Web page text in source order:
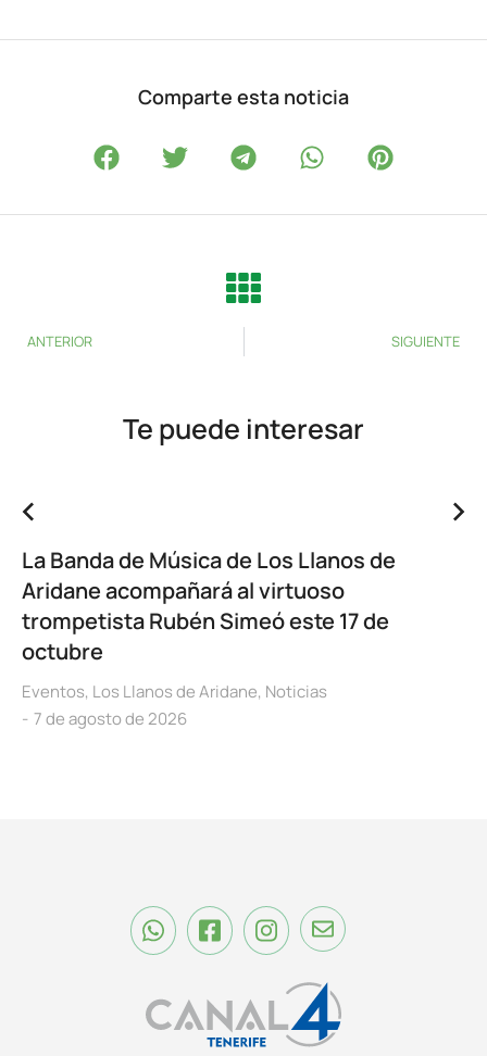
Comparte esta noticia
ANTERIOR SIGUIENTE
Te puede interesar
La Banda de Música de Los Llanos de
Aridane acompañará al virtuoso
trompetista Rubén Simeó este 17 de
octubre
Eventos, Los Llanos de Aridane, Noticias
7 de agosto de 2026